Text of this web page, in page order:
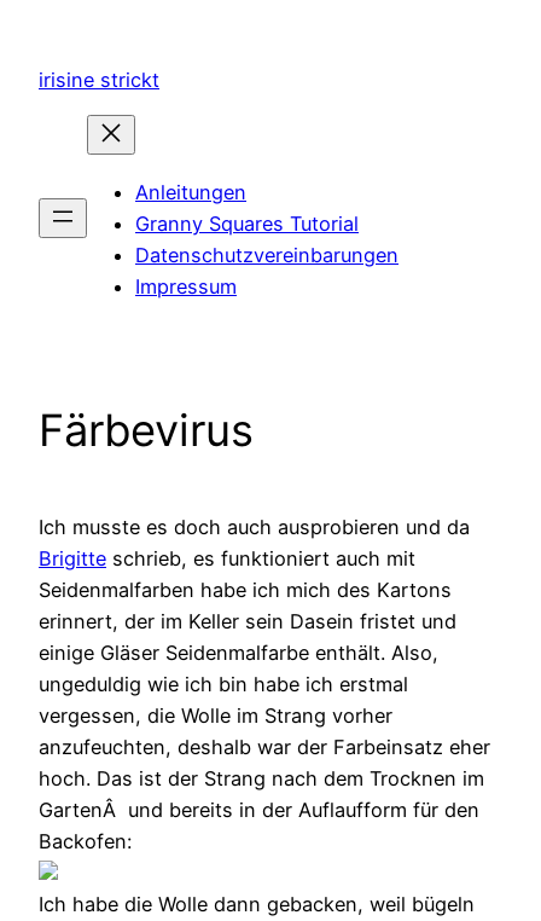
springen
irisine strickt
Anleitungen
Granny Squares Tutorial
Datenschutzvereinbarungen
Impressum
Färbevirus
Ich musste es doch auch ausprobieren und da
Brigitte schrieb, es funktioniert auch mit
Seidenmalfarben habe ich mich des Kartons
erinnert, der im Keller sein Dasein fristet und
einige Gläser Seidenmalfarbe enthält. Also,
ungeduldig wie ich bin habe ich erstmal
vergessen, die Wolle im Strang vorher
anzufeuchten, deshalb war der Farbeinsatz eher
hoch. Das ist der Strang nach dem Trocknen im
GartenÂ und bereits in der Auflaufform für den
Backofen:
Ich habe die Wolle dann gebacken, weil bügeln